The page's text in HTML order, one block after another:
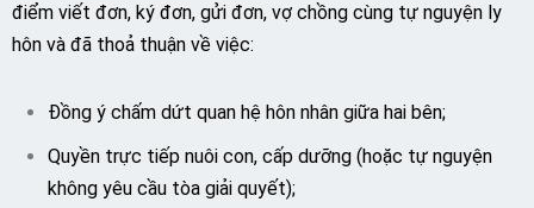
điểm viết đơn, ký đơn, gửi đơn, vợ chồng cùng tự nguyện ly
hôn và đã thoả thuận về việc:
Đồng ý chấm dứt quan hệ hôn nhân giữa hai bên;
Quyền trực tiếp nuôi con, cấp dưỡng (hoặc tự nguyện
không yêu cầu tòa giải quyết);